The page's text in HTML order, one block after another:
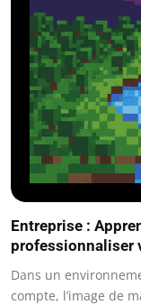
Entreprise :
professionnaliser
Dans un
compte, l’image de